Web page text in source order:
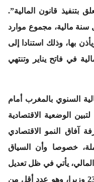
بتنفيذ قانون المالية”.
سنة مالية، مجموع موارد
بها، وذلك استنادا إلى
في فاتح يناير وتنتهي
السنوي بالمغرب أمام
الوضعية الاقتصادية
آفاق النمو الاقتصادي
خصوصا وأن السياق
يأتي في ظل تعديل
وزاري عرف تقليص عدد الوزراء إلى 23 وزيرا، وهو عدد أقل من